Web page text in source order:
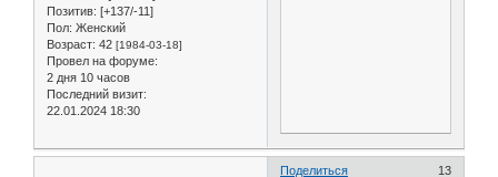
Позитив: [+137/-11]
Пол: Женский
Возраст: 42 [1984-03-18]
Провел на форуме:
2 дня 10 часов
Последний визит:
22.01.2024 18:30
Поделиться
13